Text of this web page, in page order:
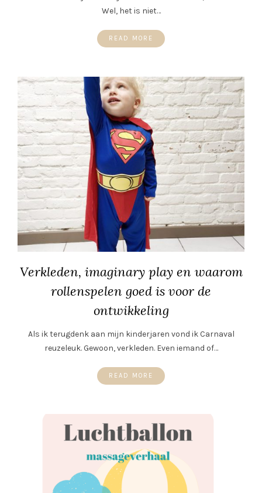
Wel, het is niet…
READ MORE
Verkleden, imaginary play en waarom
rollenspelen goed is voor de
ontwikkeling
Als ik terugdenk aan mijn kinderjaren vond ik Carnaval
reuzeleuk. Gewoon, verkleden. Even iemand of…
READ MORE